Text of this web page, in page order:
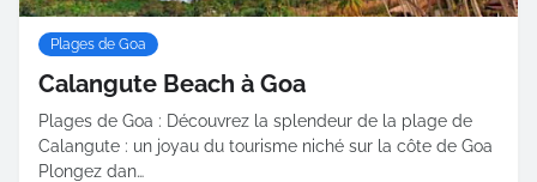
Plages de Goa
Calangute Beach à Goa
Plages de Goa : Découvrez la splendeur de la plage de
Calangute : un joyau du tourisme niché sur la côte de Goa
Plongez dan…